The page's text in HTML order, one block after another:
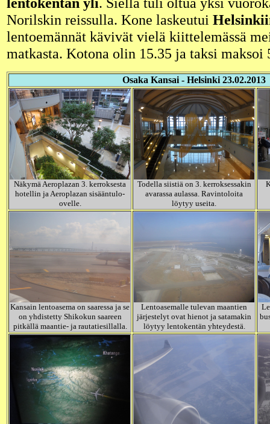
Norilskin reissulla. Kone laskeutui
lentoemännät kävivät vielä kiittelemässä
matkasta. Kotona olin 15.35 ja taksi maksoi
Osaka Kansai - Helsinki 23.02.2013
Näkymä Aeroplazan 3. kerroksesta
hotellin ja Aeroplazan sisääntulo-
ovelle.
Todella siistiä on 3. kerroksessakin
avarassa aulassa. Ravintoloita
löytyy useita.
Kansain lentoasema on saaressa ja se
on yhdistetty Shikokun saareen
pitkällä maantie- ja rautatiesillalla.
Lentoasemalle tulevan maantien
järjestelyt ovat hienot ja satamakin
löytyy lentokentän yhteydestä.